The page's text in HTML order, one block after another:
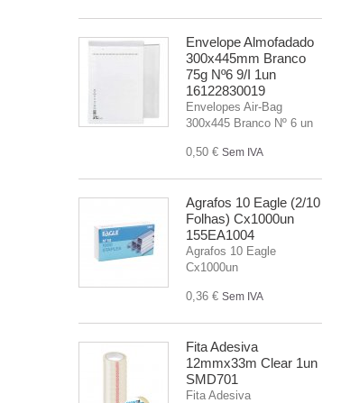
Envelope Almofadado
300x445mm Branco
75g Nº6 9/I 1un
16122830019
Envelopes Air-Bag
300x445 Branco Nº 6 un
0,50 € Sem IVA
Agrafos 10 Eagle (2/10
Folhas) Cx1000un
155EA1004
Agrafos 10 Eagle
Cx1000un
0,36 € Sem IVA
Fita Adesiva
12mmx33m Clear 1un
SMD701
Fita Adesiva